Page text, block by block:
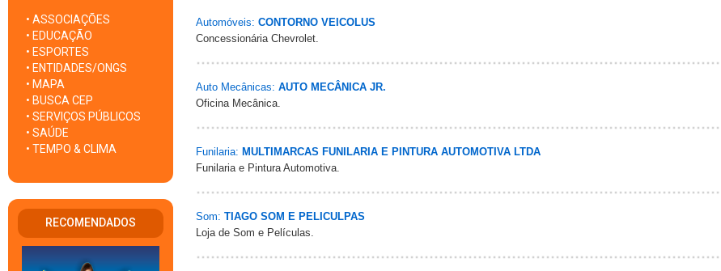
• ASSOCIAÇÕES
• EDUCAÇÃO
• ESPORTES
• ENTIDADES/ONGS
• MAPA
• BUSCA CEP
• SERVIÇOS PÚBLICOS
• SAÚDE
• TEMPO & CLIMA
RECOMENDADOS
Automóveis: CONTORNO VEICOLUS
Concessionária Chevrolet.
Auto Mecânicas: AUTO MECÂNICA JR.
Oficina Mecânica.
Funilaria: MULTIMARCAS FUNILARIA E PINTURA AUTOMOTIVA LTDA
Funilaria e Pintura Automotiva.
Som: TIAGO SOM E PELICULPAS
Loja de Som e Películas.